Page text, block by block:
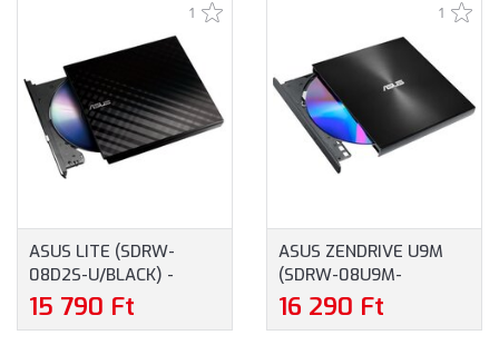
1
ASUS LITE (SDRW-
08D2S-U/BLACK) -
ULTRAVÉKONY,
HORDOZHATÓ 8-SZOROS
15 790 Ft
1
ASUS ZENDRIVE U9M
(SDRW-08U9M-
U/BLACK) -
ULTRAVÉKONY,
16 290 Ft